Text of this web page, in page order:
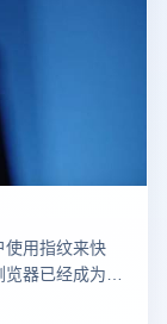
用指纹来快
器已经成为了
用它。